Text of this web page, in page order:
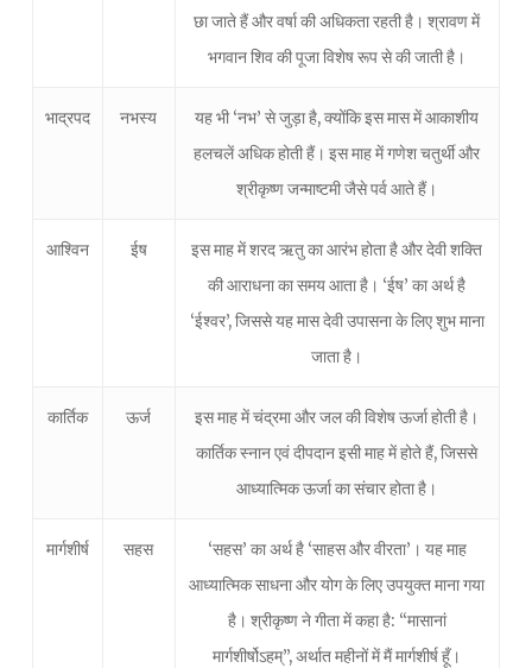
छा जाते हैं और वर्षा की अधिकता रहती है। श्रावण में
भगवान शिव की पूजा विशेष रूप से की जाती है।
भाद्रपद नभस्य
यह भी ‘नभ’ से जुड़ा है, क्योंकि इस मास में आकाशीय
हलचलें अधिक होती हैं। इस माह में गणेश चतुर्थी और
श्रीकृष्ण जन्माष्टमी जैसे पर्व आते हैं।
आश्विन ईष
इस माह में शरद ऋतु का आरंभ होता है और देवी शक्ति
की आराधना का समय आता है। ‘ईष’ का अर्थ है
‘ईश्वर’, जिससे यह मास देवी उपासना के लिए शुभ माना
जाता है।
कार्तिक ऊर्ज
इस माह में चंद्रमा और जल की विशेष ऊर्जा होती है।
कार्तिक स्नान एवं दीपदान इसी माह में होते हैं, जिससे
आध्यात्मिक ऊर्जा का संचार होता है।
मार्गशीर्ष सहस
‘सहस’ का अर्थ है ‘साहस और वीरता’। यह माह
आध्यात्मिक साधना और योग के लिए उपयुक्त माना गया
है। श्रीकृष्ण ने गीता में कहा है: “मासानां
मार्गशीर्षोऽहम्”, अर्थात महीनों में मैं मार्गशीर्ष हूँ।